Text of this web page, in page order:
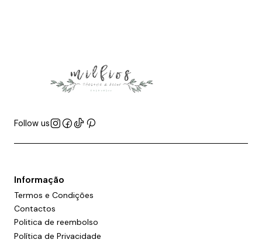
Follow us
Informação
Termos e Condições
Contactos
Politica de reembolso
Política de Privacidade